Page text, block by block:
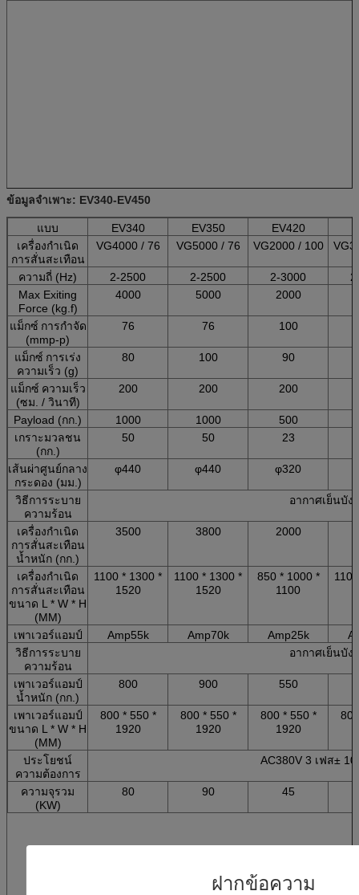
ฝากข้อความ
ข้อมูลจำเพาะ: EV340-EV450
แบบ EV340 EV350 EV420
เครื่องกำเนิด
การสั่นสะเทือน
VG4000 / 76 VG5000 / 76 VG2000 / 100
ความถี่ (Hz) 2-2500 2-2500 2-3000
Max Exiting
Force (kg.f)
4000 5000 2000
แม็กซ์ การกำจัด
(mmp-p)
76 76 100
แม็กซ์ การเร่ง
ความเร็ว (g)
80 100 90
แม็กซ์ ความเร็ว
(ซม. / วินาที)
200 200 200
Payload (กก.) 1000 1000 500
เกราะมวลชน
(กก.)
50 50 23
เส้นผ่าศูนย์กลาง
กระดอง (มม.)
φ440 φ440 φ320
วิธีการระบาย
ความร้อน
อากาศเย็นบัง
เครื่องกำเนิด
การสั่นสะเทือน
น้ำหนัก (กก.)
3500 3800 2000
เครื่องกำเนิด
การสั่นสะเทือน
ขนาด L * W * H
(MM)
1100 * 1300 *
1520
1100 * 1300 *
1520
850 * 1000 *
1100
เพาเวอร์แอมป์ Amp55k Amp70k Amp25k
วิธีการระบาย
ความร้อน
อากาศเย็นบัง
เพาเวอร์แอมป์
น้ำหนัก (กก.)
800 900 550
เพาเวอร์แอมป์
ขนาด L * W * H
(MM)
800 * 550 *
1920
800 * 550 *
1920
800 * 550 *
1920
ประโยชน์
ความต้องการ
AC380V 3 เฟส±
ความจุรวม
(KW)
80 90 45